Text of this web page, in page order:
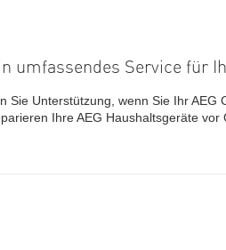
umfassendes Service für
Unterstützung, wenn Sie Ihr
Ihre AEG Haushaltsgeräte